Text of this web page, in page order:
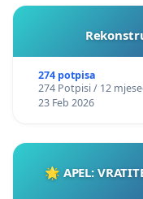
274 potpisa
274 Potpisi / 12
23 Feb 2026
🌟 APEL: